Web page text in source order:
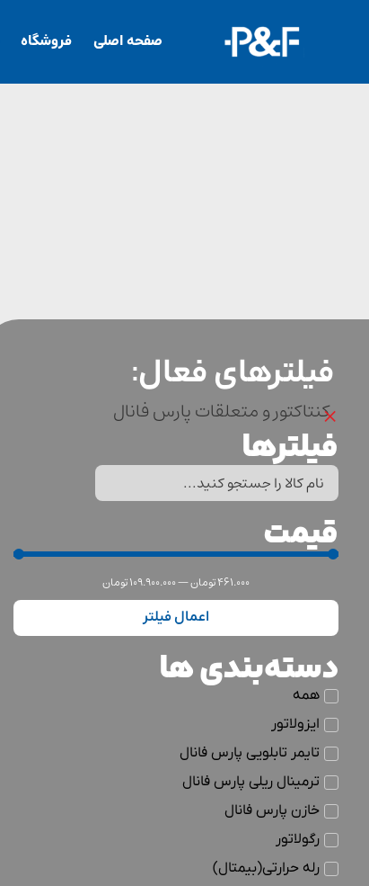
صفحه اصلی فروشگاه
فیلترهای فعال:
کنتاکتور و متعلقات پارس فانال×
فیلترها
قیمت
461.000تومان—
109.900.000تومان
اعمال فیلتر
دسته‌بندی ها
همه
ایزولاتور
تایمر تابلویی پارس فانال
ترمینال ریلی پارس فانال
خازن پارس فانال
رگولاتور
رله حرارتی(بیمتال)